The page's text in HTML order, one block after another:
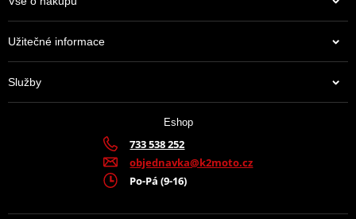
Užitečné informace
Služby
Eshop
733 538 252
objednavka@k2moto.cz
Po-Pá (9-16)